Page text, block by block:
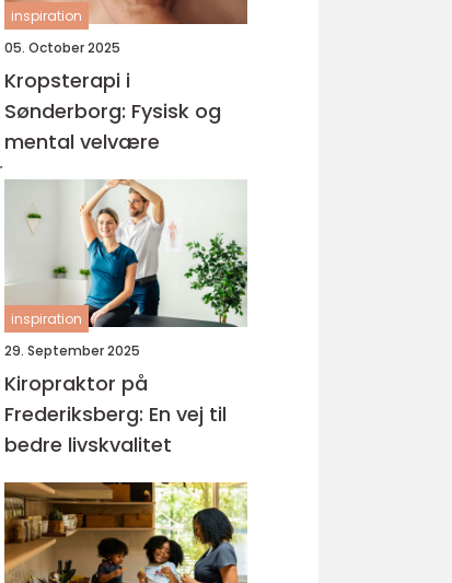
inspiration
05. October 2025
Kropsterapi i
Sønderborg: Fysisk og
mental velvære
inspiration
29. September 2025
Kiropraktor på
Frederiksberg: En vej til
bedre livskvalitet